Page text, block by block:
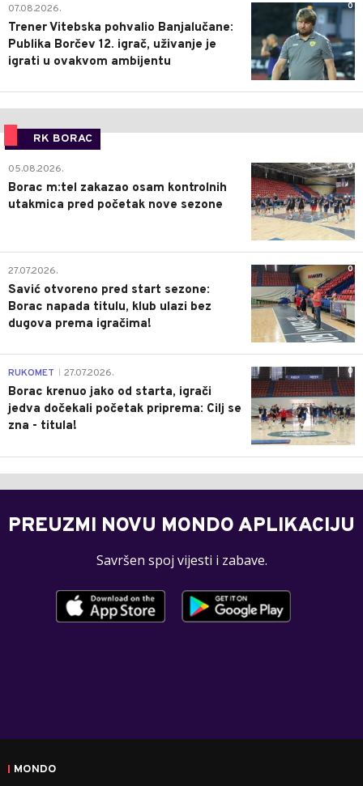
0
07.08.2026.
Trener Vitebska pohvalio Banjalučane:
Publika Borčev 12. igrač, uživanje je
igrati u ovakvom ambijentu
RK BORAC
0
05.08.2026.
Borac m:tel zakazao osam kontrolnih
utakmica pred početak nove sezone
0
27.07.2026.
Savić otvoreno pred start sezone:
Borac napada titulu, klub ulazi bez
dugova prema igračima!
0
RUKOMET 27.07.2026.
Borac krenuo jako od starta, igrači
jedva dočekali početak priprema: Cilj se
zna - titula!
PREUZMI NOVU MONDO APLIKACIJU
Savršen spoj vijesti i zabave.
MONDO